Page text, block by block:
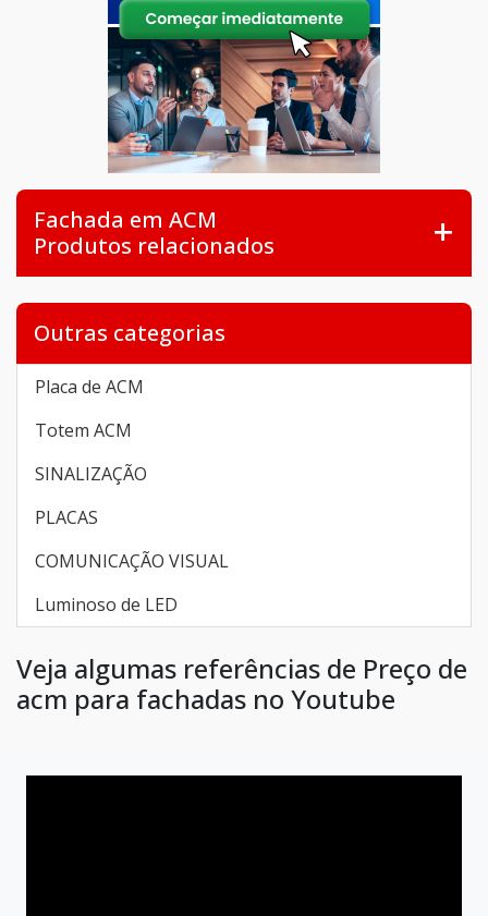
Fachada em ACM
Produtos relacionados
Outras categorias
Placa de ACM
Totem ACM
SINALIZAÇÃO
PLACAS
COMUNICAÇÃO VISUAL
Luminoso de LED
Veja algumas referências de Preço de
acm para fachadas no Youtube